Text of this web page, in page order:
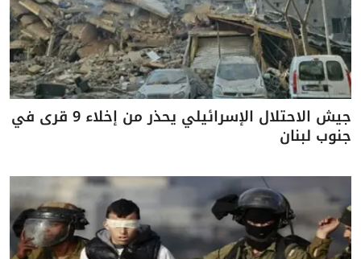
جيش الاحتلال الإسرائيلي يحذر من إخلاء 9 قرى في
جنوب لبنان